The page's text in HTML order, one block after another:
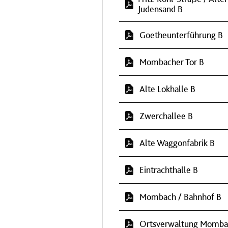
Judensand B
Goetheunterführung B
Mombacher Tor B
Alte Lokhalle B
Zwerchallee B
Alte Waggonfabrik B
Eintrachthalle B
Mombach / Bahnhof B
Ortsverwaltung